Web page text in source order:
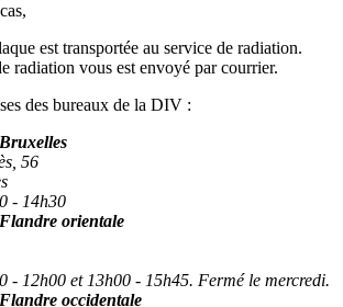
est transportée au service de radiation.
radiation vous est envoyé par courrier.
des bureaux de la DIV :
56
- 14h30
orientale
- 12h00 et 13h00 - 15h45. Fermé le mercredi.
occidentale